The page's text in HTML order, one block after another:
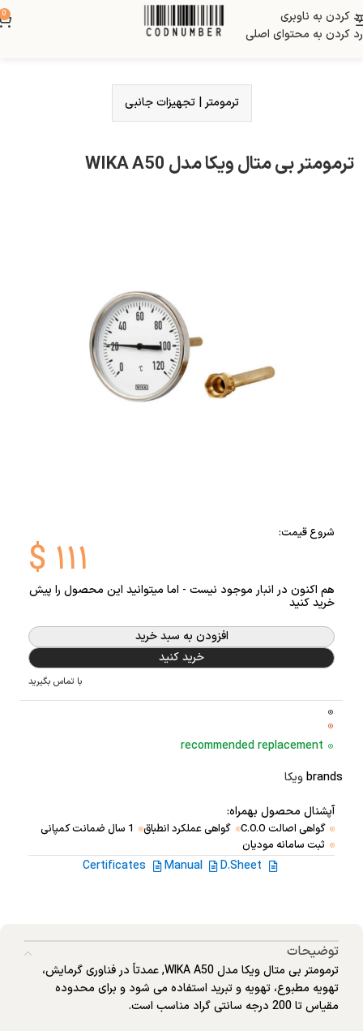
رد کردن به ناوبری
رد کردن به محتوای اصلی
0
ترمومتر |تجهیزات جانبی
ترمومتر بی متال ویکا مدل WIKA A50
شروع قیمت:
$ ۱۱۱
هم اکنون در انبار موجود نیست - اما میتوانید این محصول را پیش
خرید کنید
افزودن به سبد خرید
خرید کنید
با تماس بگیرید
recommended replacement
brandsویکا
آپشنال محصول بهمراه:
گواهی اصالت C.O.O گواهی عملکرد انطباق
1 سال ضمانت کمپانی
ثبت سامانه مودیان
D.Sheet
Manual
Certificates
توضیحات
ترمومتر بی متال ویکا مدل WIKA A50, عمدتاً در فناوری گرمایش،
تهویه مطبوع، تهویه و تبرید استفاده می شود و برای محدوده
مقیاس تا 200 درجه سانتی گراد مناسب است.